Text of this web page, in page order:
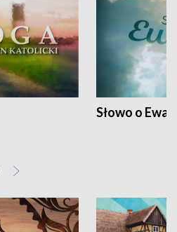
Słowo o